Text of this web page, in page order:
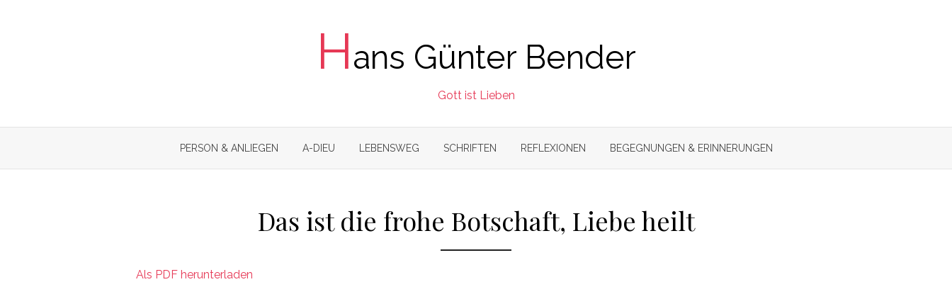
Hans Günter Bender
Gott ist Lieben
PERSON & ANLIEGEN A-DIEU LEBENSWEG SCHRIFTEN REFLEXIONEN BEGEGNUNGEN & ERINNERUNGEN
Das ist die frohe Botschaft, Liebe heilt
Als PDF herunterladen